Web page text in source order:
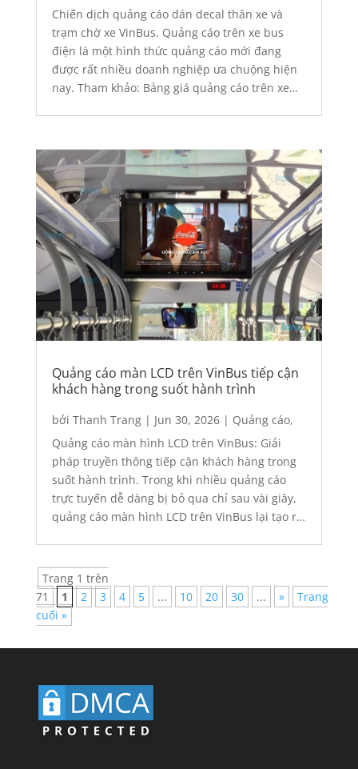
Quảng cáo Outdoor, Quảng cáo trên xe Bus
Chiến dịch quảng cáo dán decal thân xe và
trạm chờ xe VinBus. Quảng cáo trên xe bus
điện là một hình thức quảng cáo mới đang
được rất nhiều doanh nghiệp ưa chuộng hiện
nay. Tham khảo: Bảng giá quảng cáo trên xe
Quảng cáo màn LCD trên VinBus tiếp cận
khách hàng trong suốt hành trình
bởi Thanh Trang| Jun 30, 2026| Quảng cáo,
Quảng cáo trên xe Bus
Quảng cáo màn hình LCD trên VinBus: Giải
pháp truyền thông tiếp cận khách hàng trong
suốt hành trình. Trong khi nhiều quảng cáo
trực tuyến dễ dàng bị bỏ qua chỉ sau vài giây,
quảng cáo màn hình LCD trên VinBus lại tạo ra
Trang 1 trên
71
1 2 3 4 5 ... 10 20 30 ... »
Trang
cuối »